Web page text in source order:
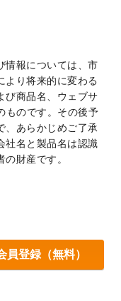
情報については、市
より将来的に変わる
び商品名、ウェブサ
ものです。その後予
、あらかじめご了承
社名と製品名は認識
財産です。
員登録（無料）